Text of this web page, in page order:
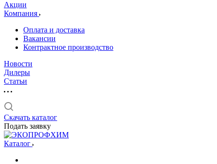
Акции
Компания
Оплата и доставка
Вакансии
Контрактное производство
Новости
Дилеры
Статьи
Скачать каталог
Подать заявку
Каталог